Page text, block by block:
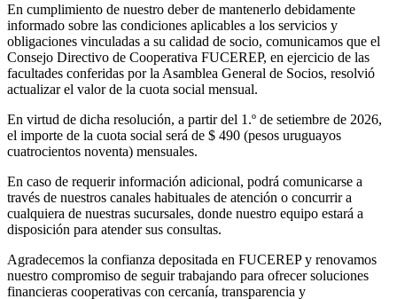
En cumplimiento de nuestro deber de mantenerlo debidamente
informado sobre las condiciones aplicables a los servicios y
obligaciones vinculadas a su calidad de socio, comunicamos que el
Consejo Directivo de Cooperativa FUCEREP, en ejercicio de las
facultades conferidas por la Asamblea General de Socios, resolvió
actualizar el valor de la cuota social mensual.
En virtud de dicha resolución, a partir del 1.º de setiembre de 2026,
el importe de la cuota social será de $ 490 (pesos uruguayos
cuatrocientos noventa) mensuales.
En caso de requerir información adicional, podrá comunicarse a
través de nuestros canales habituales de atención o concurrir a
cualquiera de nuestras sucursales, donde nuestro equipo estará a
disposición para atender sus consultas.
Agradecemos la confianza depositada en FUCEREP y renovamos
nuestro compromiso de seguir trabajando para ofrecer soluciones
financieras cooperativas con cercanía, transparencia y